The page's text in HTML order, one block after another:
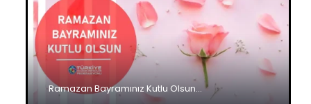
Ramazan Bayramınız Kutlu Olsun…